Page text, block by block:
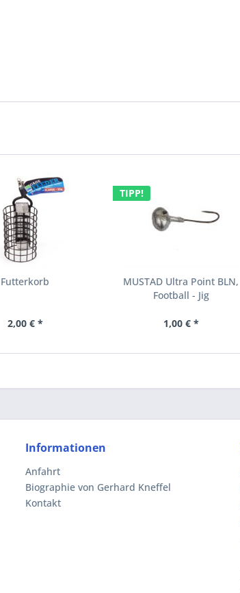
Futterkorb
2,00 € *
TIPP!
MUSTAD Ultra Point BLN,
Football - Jig
1,00 € *
Informationen
Anfahrt
Biographie von Gerhard Kneffel
Kontakt